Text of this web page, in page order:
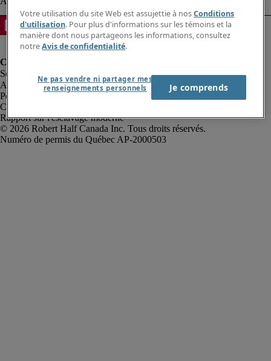
Alerte à la fraude
Politique de confidentialité
Conditions d’utilisation
Rapport sur l'esclavage moderne
Robert Half Canada Inc. Tous droits réservés.
Votre utilisation du site Web est assujettie à nosConditions
d'utilisation. Pour plus d'informations sur les témoins et la
manière dont nous partageons les informations, consultez
notreAvis de confidentialité.
Ne pas vendre ni partager mes
renseignements personnels
Je comprends